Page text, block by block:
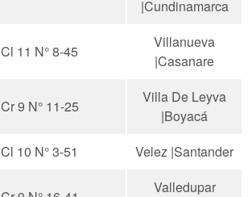
|Cundinamarca
Cl 11 N° 8-45
Villanueva
|Casanare
Cr 9 N° 11-25
Villa De Leyva
|Boyacá
Cl 10 N° 3-51 Velez |Santander
Valledupar